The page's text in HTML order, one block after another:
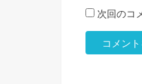
次回のコ